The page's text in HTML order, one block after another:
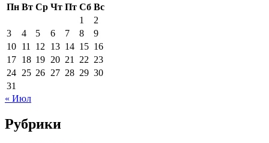
Пн Вт Ср Чт Пт Сб Вс
1
2
3
4 5 6 7 8
9
10 11 12 13 14 15 16
17 18 19 20 21 22 23
24 25 26 27 28 29 30
31
« Июл
Рубрики